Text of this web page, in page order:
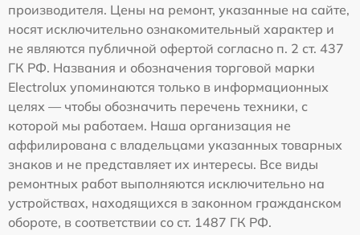
производителя. Цены на ремонт, указанные на сайте,
носят исключительно ознакомительный характер и
не являются публичной офертой согласно п. 2 ст. 437
ГК РФ. Названия и обозначения торговой марки
Electrolux упоминаются только в информационных
целях — чтобы обозначить перечень техники, с
которой мы работаем. Наша организация не
аффилирована с владельцами указанных товарных
знаков и не представляет их интересы. Все виды
ремонтных работ выполняются исключительно на
устройствах, находящихся в законном гражданском
обороте, в соответствии со ст. 1487 ГК РФ.